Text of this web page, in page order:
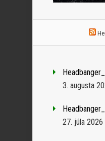
3. augusta
27. júla 2026